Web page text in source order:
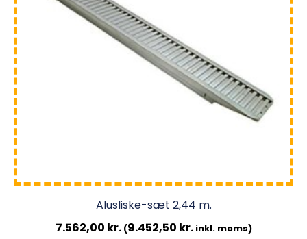
Alusliske-sæt 2,44 m.
7.562,00 kr. (9.452,50 kr.inkl. moms)